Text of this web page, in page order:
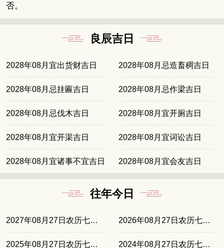
否。
良辰吉日
2028年08月宜出货财吉日 2028年08月忌造畜稠吉日
2028年08月忌挂匾吉日 2028年08月忌作梁吉日
2028年08月忌伐木吉日 2028年08月宜开厕吉日
2028年08月宜开渠吉日 2028年08月宜词讼吉日
2028年08月宜诸事不宜吉日 2028年08月宜会友吉日
往年今日
2027年08月27日农历七月廿六 2026年08月27日农历七月十五
2025年08月27日农历七月初五 2024年08月27日农历七月廿四